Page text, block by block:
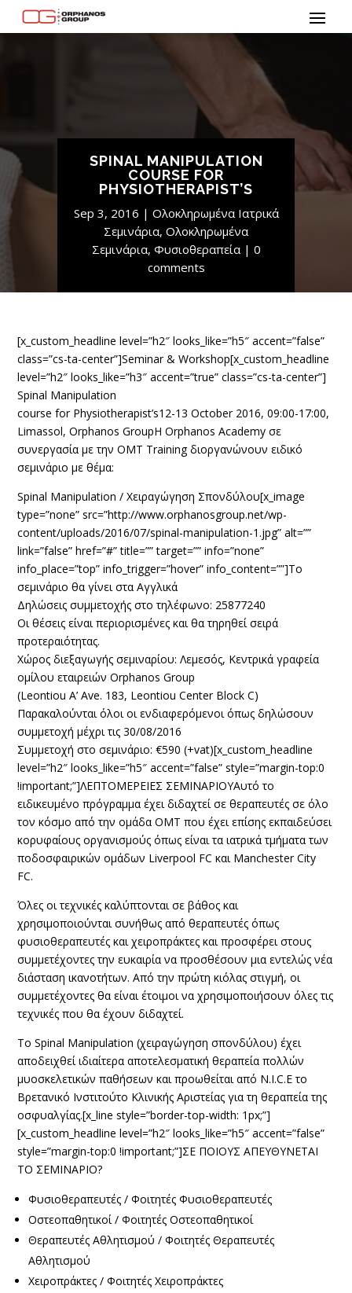
SPINAL MANIPULATION
COURSE FOR
PHYSIOTHERAPIST’S
Sep 3, 2016
Ολοκληρωμένα Ιατρικά
Σεμινάρια, Ολοκληρωμένα
Σεμινάρια, Φυσιοθεραπεία
0
comments
[x_custom_headline level=”h2″ looks_like=”h5″ accent=”false”
class=”cs-ta-center”]Seminar & Workshop[x_custom_headline
level=”h2″ looks_like=”h3″ accent=”true” class=”cs-ta-center”]
Spinal Manipulation
course for Physiotherapist’s12-13 October 2016, 09:00-17:00,
Limassol, Orphanos GroupΗ Orphanos Academy σε
συνεργασία με την OMT Training διοργανώνουν ειδικό
σεμινάριο με θέμα:
Spinal Manipulation / Χειραγώγηση Σπονδύλου[x_image
type=”none” src=”http://www.orphanosgroup.net/wp-
content/uploads/2016/07/spinal-manipulation-1.jpg” alt=””
link=”false” href=”#” title=”” target=”” info=”none”
info_place=”top” info_trigger=”hover” info_content=””]Το
σεμινάριο θα γίνει στα Αγγλικά
Δηλώσεις συμμετοχής στο τηλέφωνο: 25877240
Οι θέσεις είναι περιορισμένες και θα τηρηθεί σειρά
προτεραιότητας.
Χώρος διεξαγωγής σεμιναρίου: Λεμεσός, Κεντρικά γραφεία
ομίλου εταιρειών Orphanos Group
(Leontiou A’ Ave. 183, Leontiou Center Block C)
Παρακαλούνται όλοι οι ενδιαφερόμενοι όπως δηλώσουν
συμμετοχή μέχρι τις 30/08/2016
Συμμετοχή στο σεμινάριο: €590 (+vat)[x_custom_headline
level=”h2″ looks_like=”h5″ accent=”false” style=”margin-top:0
!important;”]ΛΕΠΤΟΜΕΡΕΙΕΣ ΣΕΜΙΝΑΡΙΟΥΑυτό το
ειδικευμένο πρόγραμμα έχει διδαχτεί σε θεραπευτές σε όλο
τον κόσμο από την ομάδα OMT που έχει επίσης εκπαιδεύσει
κορυφαίους οργανισμούς όπως είναι τα ιατρικά τμήματα των
ποδοσφαιρικών ομάδων Liverpool FC και Manchester City
FC.
Όλες οι τεχνικές καλύπτονται σε βάθος και
χρησιμοποιούνται συνήθως από θεραπευτές όπως
φυσιοθεραπευτές και χειροπράκτες και προσφέρει στους
συμμετέχοντες την ευκαιρία να προσθέσουν μια εντελώς νέα
διάσταση ικανοτήτων. Από την πρώτη κιόλας στιγμή, οι
συμμετέχοντες θα είναι έτοιμοι να χρησιμοποιήσουν όλες τις
τεχνικές που θα έχουν διδαχτεί.
Το Spinal Manipulation (χειραγώγηση σπονδύλου) έχει
αποδειχθεί ιδιαίτερα αποτελεσματική θεραπεία πολλών
μυοσκελετικών παθήσεων και προωθείται από N.I.C.E το
Βρετανικό Ινστιτούτο Κλινικής Αριστείας για τη θεραπεία της
οσφυαλγίας.[x_line style=”border-top-width: 1px;”]
[x_custom_headline level=”h2″ looks_like=”h5″ accent=”false”
style=”margin-top:0 !important;”]ΣΕ ΠΟΙΟΥΣ ΑΠΕΥΘΥΝΕΤΑΙ
ΤΟ ΣΕΜΙΝΑΡΙΟ?
Φυσιοθεραπευτές / Φοιτητές Φυσιοθεραπευτές
Οστεοπαθητικοί / Φοιτητές Οστεοπαθητικοί
Θεραπευτές Αθλητισμού / Φοιτητές Θεραπευτές
Αθλητισμού
Χειροπράκτες / Φοιτητές Χειροπράκτες